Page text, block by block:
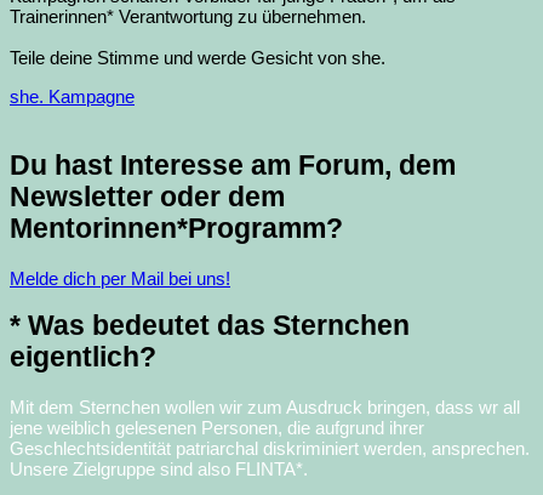
Trainerinnen* Verantwortung zu übernehmen.
Teile deine Stimme und werde Gesicht von she.
she. Kampagne
Du hast Interesse am Forum, dem
Newsletter oder dem
Mentorinnen*Programm?
Melde dich per Mail bei uns!
* Was bedeutet das Sternchen
eigentlich?
Mit dem Sternchen wollen wir zum Ausdruck bringen, dass wr all
jene weiblich gelesenen Personen, die aufgrund ihrer
Geschlechtsidentität patriarchal diskriminiert werden, ansprechen.
Unsere Zielgruppe sind also FLINTA*.